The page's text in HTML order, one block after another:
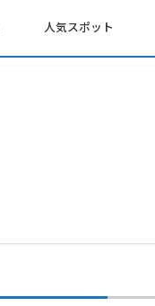
人気スポット